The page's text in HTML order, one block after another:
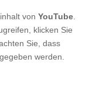
von YouTube.
klicken Sie
Sie, dass
werden.